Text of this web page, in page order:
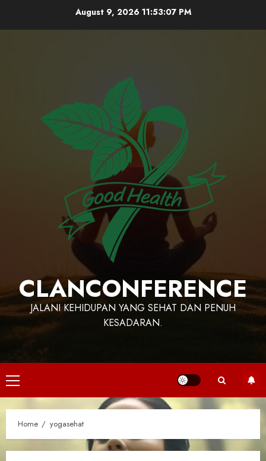
August 9, 2026 11:53:08 PM
CLANCONFERENCE
JALANI KEHIDUPAN YANG SEHAT DAN PENUH
KESADARAN.
Primary
Menu
Home yogasehat